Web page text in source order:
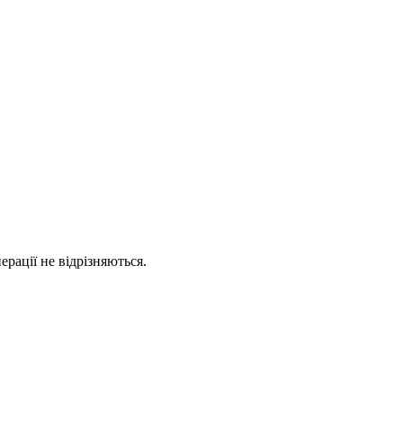
не відрізняються.